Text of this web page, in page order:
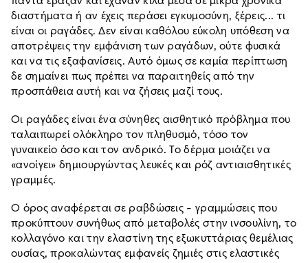
διαστήματα ή αν έχεις περάσει εγκυμοσύνη, ξέρεις... τι
είναι οι ραγάδες. Δεν είναι καθόλου εύκολη υπόθεση να
αποτρέψεις την εμφάνιση των ραγάδων, ούτε φυσικά
και να τις εξαφανίσεις. Αυτό όμως σε καμία περίπτωση
δε σημαίνει πως πρέπει να παραιτηθείς από την
προσπάθεια αυτή και να ζήσεις μαζί τους.
Οι ραγάδες είναι ένα σύνηθες αισθητικό πρόβλημα που
ταλαιπωρεί ολόκληρο τον πληθυσμό, τόσο τον
γυναικείο όσο και τον ανδρικό. Το δέρμα μοιάζει να
«ανοίγει» δημιουργώντας λευκές και ρόζ αντιαισθητικές
γραμμές.
Ο όρος αναφέρεται σε ραβδώσεις - γραμμώσεις που
προκύπτουν συνήθως από μεταβολές στην ινσουλίνη, το
κολλαγόνο και την ελαστίνη της εξωκυττάριας θεμέλιας
ουσίας, προκαλώντας εμφανείς ζημιές στις ελαστικές